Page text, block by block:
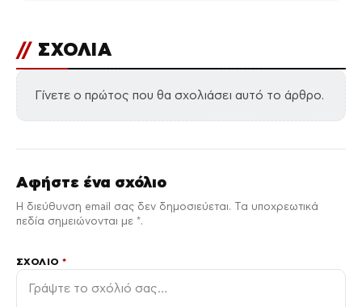
// ΣΧΟΛΙΑ
Γίνετε ο πρώτος που θα σχολιάσει αυτό το άρθρο.
Αφήστε ένα σχόλιο
Η διεύθυνση email σας δεν δημοσιεύεται. Τα υποχρεωτικά
πεδία σημειώνονται με *.
ΣΧΌΛΙΟ*